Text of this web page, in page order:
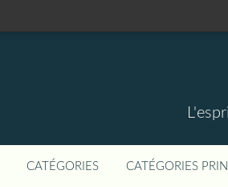
CATÉGORIES CATÉGORIES